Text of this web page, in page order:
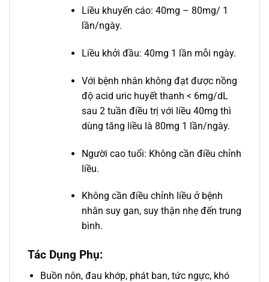
Liều khuyến cáo: 40mg – 80mg/ 1
lần/ngày.
Liều khởi đầu: 40mg 1 lần mỗi ngày.
Với bệnh nhân không đạt được nồng
độ acid uric huyết thanh < 6mg/dL
sau 2 tuần điều trị với liều 40mg thì
dùng tăng liều là 80mg 1 lần/ngày.
Người cao tuổi: Không cần điều chỉnh
liều.
Không cần điều chỉnh liều ở bệnh
nhân suy gan, suy thận nhẹ đến trung
bình.
Tác Dụng Phụ:
Buồn nôn, đau khớp, phát ban, tức ngực, khó